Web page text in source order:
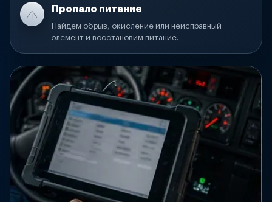
Пропало питание
Найдем обрыв, окисление или неисправный
элемент и восстановим питание.